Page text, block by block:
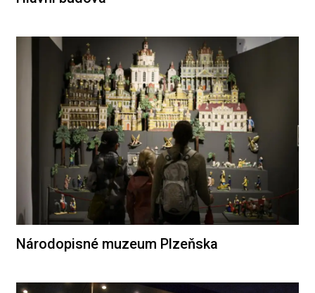
Národopisné muzeum Plzeňska